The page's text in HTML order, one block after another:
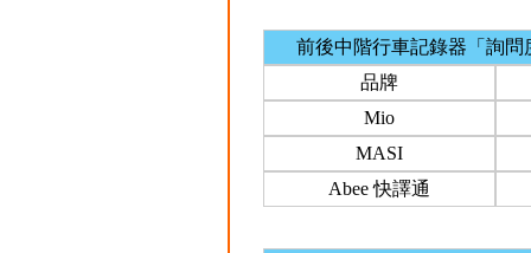
前後中階行車記錄器「詢問
品牌
Mio
MASI
Abee 快譯通